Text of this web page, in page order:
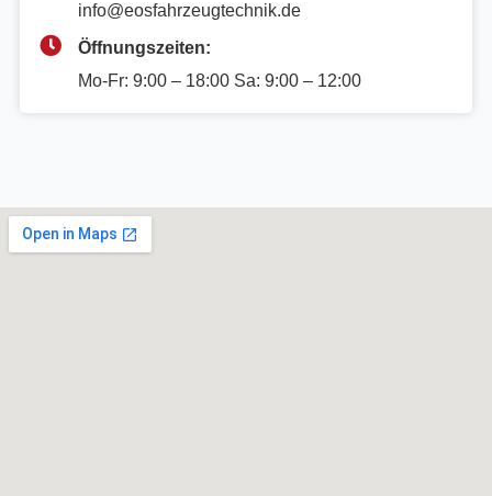
info@eosfahrzeugtechnik.de
Öffnungszeiten:
Mo-Fr: 9:00 – 18:00 Sa: 9:00 – 12:00